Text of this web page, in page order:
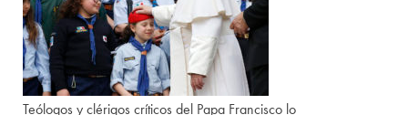
Teólogos y clérigos críticos del Papa Francisco lo